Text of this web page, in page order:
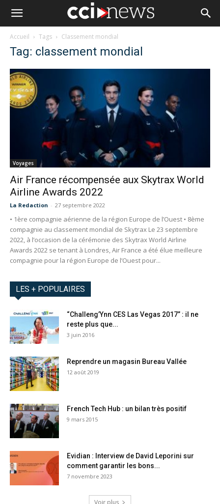
Accueil Tags Classement mondial
Tag: classement mondial
Voyages
Air France récompensée aux Skytrax World
Airline Awards 2022
La Redaction - 27 septembre 2022
• 1ère compagnie aérienne de la région Europe de l’Ouest • 8ème
compagnie au classement mondial de Skytrax Le 23 septembre
2022, à l’occasion de la cérémonie des Skytrax World Airline
Awards 2022 se tenant à Londres, Air France a été élue meilleure
compagnie pour la région Europe de l’Ouest pour...
LES + POPULAIRES
“Challeng’Ynn CES Las Vegas 2017” : il ne
reste plus que...
3 juin 2016
Reprendre un magasin Bureau Vallée
12 août 2019
French Tech Hub : un bilan très positif
9 mars 2015
Evidian : Interview de David Leporini sur
comment garantir les bons...
7 novembre 2023